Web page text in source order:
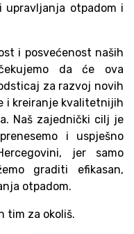
upravljanja otpadom i
i posvećenost naših
da će ova
za razvoj novih
i kreiranje kvalitetnijih
Naš zajednički cilj je
i uspješno
jer samo
graditi efikasan,
otpadom.
tim za okoliš.